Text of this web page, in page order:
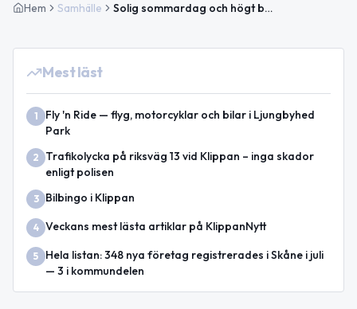
Hem Samhälle Solig sommardag och högt brandriskläge – så blir torsdagen
Mest läst
1
Fly 'n Ride — flyg, motorcyklar och bilar i Ljungbyhed
Park
2
Trafikolycka på riksväg 13 vid Klippan – inga skador
enligt polisen
3 Bilbingo i Klippan
4 Veckans mest lästa artiklar på KlippanNytt
5
Hela listan: 348 nya företag registrerades i Skåne i juli
— 3 i kommundelen